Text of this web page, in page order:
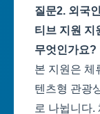
질문2. 외국
티브 지원 지
무엇인가요?
본 지원은 체
텐츠형 관광
로 나뉩니다.